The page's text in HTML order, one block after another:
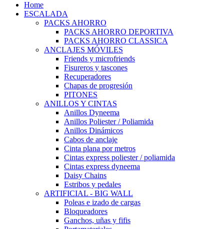
Home
ESCALADA
PACKS AHORRO
PACKS AHORRO DEPORTIVA
PACKS AHORRO CLASSICA
ANCLAJES MÓVILES
Friends y microfriends
Fisureros y tascones
Recuperadores
Chapas de progresión
PITONES
ANILLOS Y CINTAS
Anillos Dyneema
Anillos Poliester / Poliamida
Anillos Dinámicos
Cabos de anclaje
Cinta plana por metros
Cintas express poliester / poliamida
Cintas express dyneema
Daisy Chains
Estribos y pedales
ARTIFICIAL - BIG WALL
Poleas e izado de cargas
Bloqueadores
Ganchos, uñas y fifis